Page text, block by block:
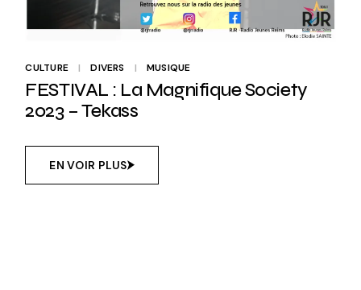
CULTURE DIVERS MUSIQUE
FESTIVAL : La Magnifique Society
2023 – Tekass
EN VOIR PLUS